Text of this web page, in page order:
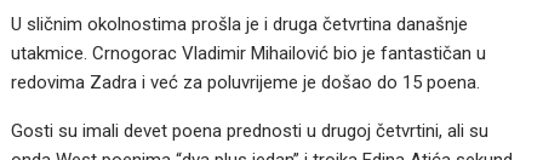
U sličnim okolnostima prošla je i druga četvrtina današnje
utakmice. Crnogorac Vladimir Mihailović bio je fantastičan u
redovima Zadra i već za poluvrijeme je došao do 15 poena.
Gosti su imali devet poena prednosti u drugoj četvrtini, ali su